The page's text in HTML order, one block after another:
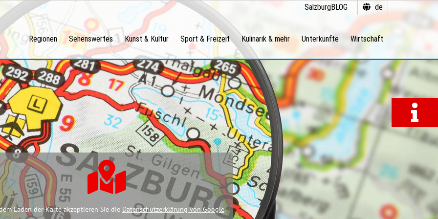
de
SalzburgBLOG
Regionen Sehenswertes Kunst & Kultur Sport & Freizeit Kulinarik & mehr Unterkünfte Wirtschaft
Laden der Karte akzeptieren Sie die Datenschutzerklärung von Google.